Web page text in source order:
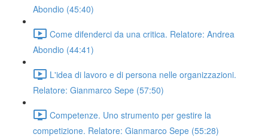
Abondio (45:40)
Come difenderci da una critica. Relatore: Andrea
Abondio (44:41)
L'idea di lavoro e di persona nelle organizzazioni.
Relatore: Gianmarco Sepe (57:50)
Competenze. Uno strumento per gestire la
competizione. Relatore: Gianmarco Sepe (55:28)